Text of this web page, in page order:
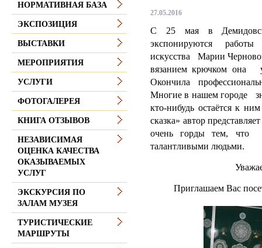
27.05.2016
С 25 мая в
экспонируются работы
искусства Марии
вязанием крючком она
Окончила
Многие в нашем городе
кто-нибудь остаётся к
сказка» автор
очень горды тем, что
талантливыми людьми.
Приглашаем Вас
НОРМАТИВНАЯ БАЗА
ЭКСПОЗИЦИЯ
ВЫСТАВКИ
МЕРОПРИЯТИЯ
УСЛУГИ
ФОТОГАЛЕРЕЯ
КНИГА ОТЗЫВОВ
НЕЗАВИСИМАЯ
ОЦЕНКА КАЧЕСТВА
ОКАЗЫВАЕМЫХ
УСЛУГ
ЭКСКУРСИЯ ПО
ЗАЛАМ МУЗЕЯ
ТУРИСТИЧЕСКИЕ
МАРШРУТЫ